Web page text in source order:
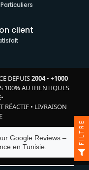
client
DEPUIS2004• +1000
100% AUTHENTIQUES
•
RÉACTIF • LIVRAISON
Google Reviews –
en Tunisie.
FILTRE